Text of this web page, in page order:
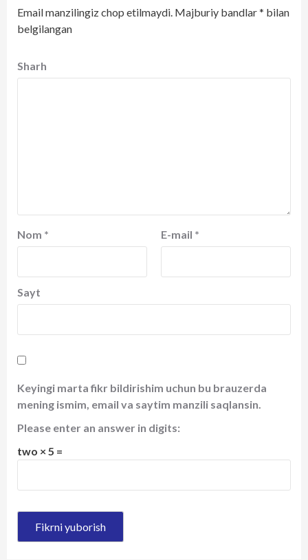
Email manzilingiz chop etilmaydi. Majburiy bandlar* bilan
belgilangan
Sharh
Nom * E-mail *
Sayt
Keyingi marta fikr bildirishim uchun bu brauzerda
mening ismim, email va saytim manzili saqlansin.
Please enter an answer in digits:
two × 5 =